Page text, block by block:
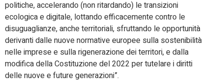
politiche, accelerando (non ritardando) le transizioni
ecologica e digitale, lottando efficacemente contro le
disuguaglianze, anche territoriali, sfruttando le opportunità
derivanti dalle nuove normative europee sulla sostenibilità
nelle imprese e sulla rigenerazione dei territori, e dalla
modifica della Costituzione del 2022 per tutelare i diritti
delle nuove e future generazioni”.